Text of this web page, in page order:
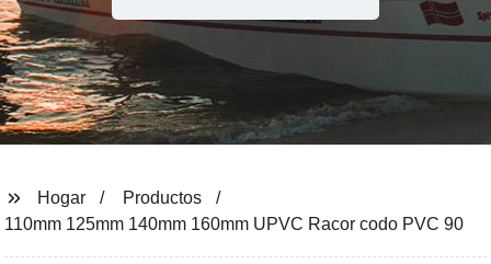
Hogar
Productos
110mm 125mm 140mm 160mm UPVC Racor codo PVC 90